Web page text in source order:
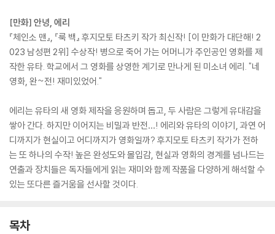
[만화] 안녕, 에리
『체인소 맨』, 『룩 백』 후지모토 타츠키 작가 최신작! [이 만화가 대단해! 2
023 남성편 2위] 수상작! 병으로 죽어 가는 어머니가 주인공인 영화를 제
작한 유타. 학교에서 그 영화를 상영한 계기로 만나게 된 미소녀 에리. "네
영화, 완~전! 재미있었어."
에리는 유타의 새 영화 제작을 응원하며 돕고, 두 사람은 그렇게 유대감을
쌓아 간다. 하지만 이어지는 비밀과 반전…! 에리와 유타의 이야기, 과연 어
디까지가 현실이고 어디까지가 영화일까? 후지모토 타츠키 작가가 전하
는 또 하나의 수작! 높은 완성도와 몰입감, 현실과 영화의 경계를 넘나드는
연출과 장치들은 독자들에게 읽는 재미와 함께 작품을 다양하게 해석할 수
있는 또다른 즐거움을 선사할 것이다.
목차